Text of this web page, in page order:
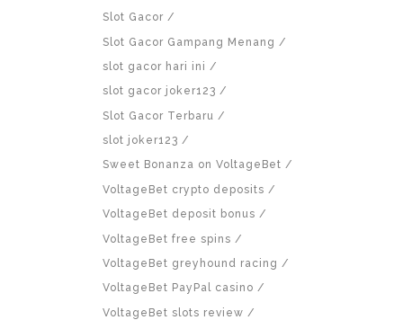
Slot Gacor
Slot Gacor Gampang Menang
slot gacor hari ini
slot gacor joker123
Slot Gacor Terbaru
slot joker123
Sweet Bonanza on VoltageBet
VoltageBet crypto deposits
VoltageBet deposit bonus
VoltageBet free spins
VoltageBet greyhound racing
VoltageBet PayPal casino
VoltageBet slots review